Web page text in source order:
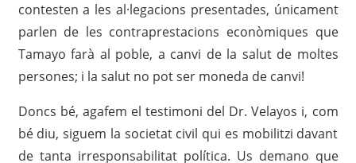
contesten a les al·legacions presentades, únicament
parlen de les contraprestacions econòmiques que
Tamayo farà al poble, a canvi de la salut de moltes
persones; i la salut no pot ser moneda de canvi!
Doncs bé, agafem el testimoni del Dr. Velayos i, com
bé diu, siguem la societat civil qui es mobilitzi davant
de tanta irresponsabilitat política. Us demano que